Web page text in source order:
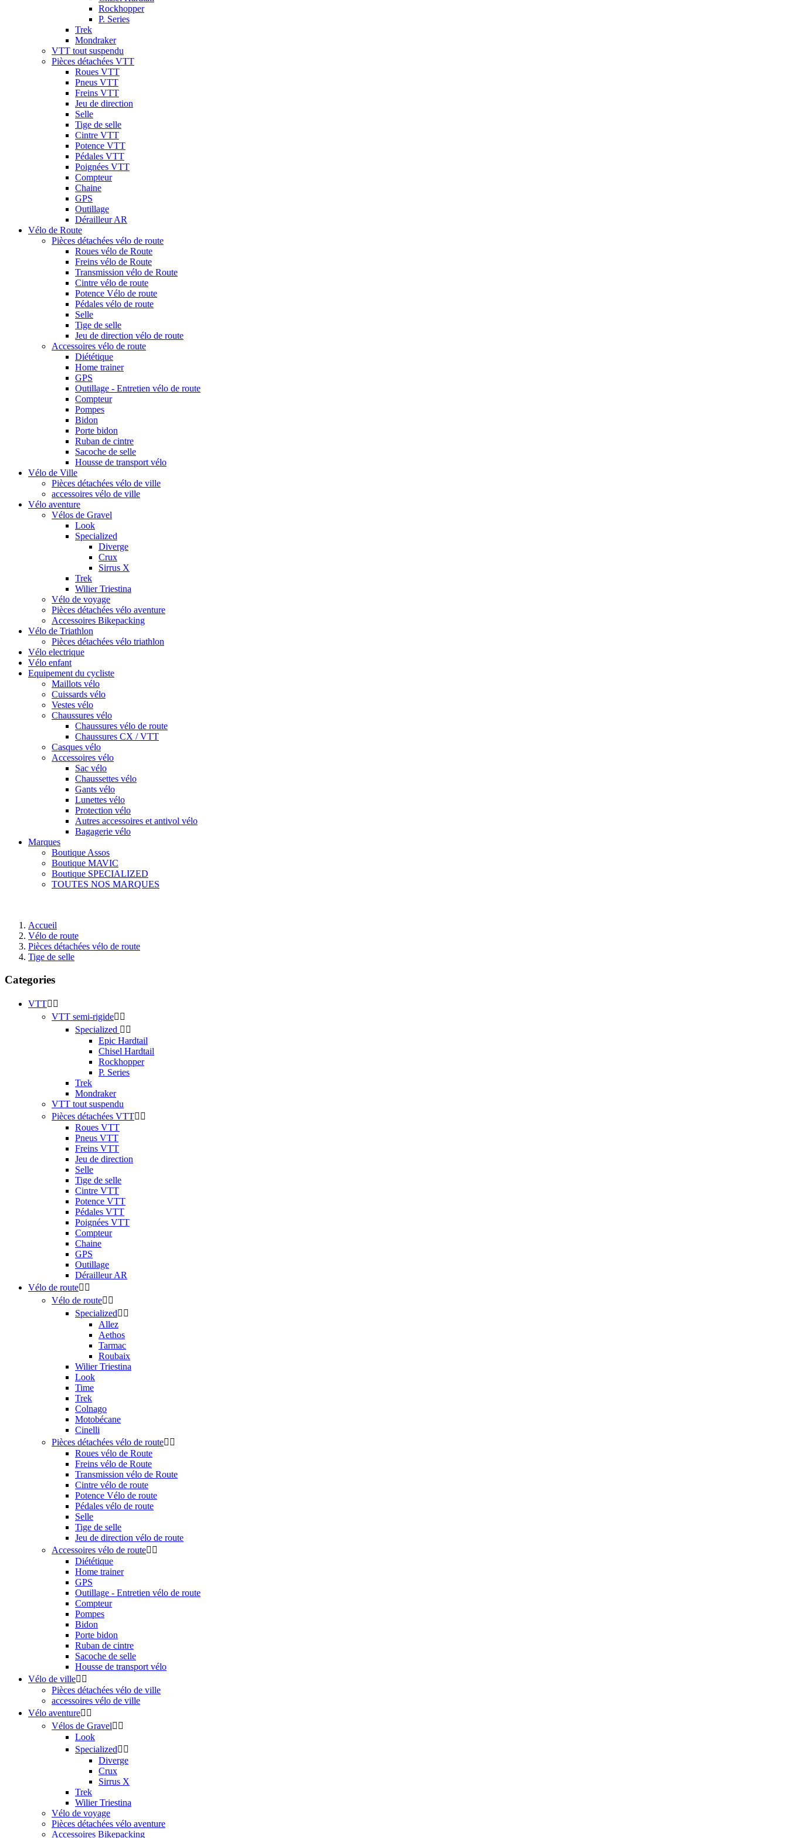
Rockhopper
P. Series
Trek
Mondraker
VTT tout suspendu
Pièces détachées VTT
Roues VTT
Pneus VTT
Freins VTT
Jeu de direction
Selle
Tige de selle
Cintre VTT
Potence VTT
Pédales VTT
Poignées VTT
Compteur
Chaine
GPS
Outillage
Dérailleur AR
Vélo de Route
Pièces détachées vélo de route
Roues vélo de Route
Freins vélo de Route
Transmission vélo de Route
Cintre vélo de route
Potence Vélo de route
Pédales vélo de route
Selle
Tige de selle
Jeu de direction vélo de route
Accessoires vélo de route
Diététique
Home trainer
GPS
Outillage - Entretien vélo de route
Compteur
Pompes
Bidon
Porte bidon
Ruban de cintre
Sacoche de selle
Housse de transport vélo
Vélo de Ville
Pièces détachées vélo de ville
accessoires vélo de ville
Vélo aventure
Vélos de Gravel
Look
Specialized
Diverge
Crux
Sirrus X
Trek
Wilier Triestina
Vélo de voyage
Pièces détachées vélo aventure
Accessoires Bikepacking
Vélo de Triathlon
Pièces détachées vélo triathlon
Vélo electrique
Vélo enfant
Equipement du cycliste
Maillots vélo
Cuissards vélo
Vestes vélo
Chaussures vélo
Chaussures vélo de route
Chaussures CX / VTT
Casques vélo
Accessoires vélo
Sac vélo
Chaussettes vélo
Gants vélo
Lunettes vélo
Protection vélo
Autres accessoires et antivol vélo
Bagagerie vélo
Marques
Boutique Assos
Boutique MAVIC
Boutique SPECIALIZED
TOUTES NOS MARQUES
Accueil
Vélo de route
Pièces détachées vélo de route
Tige de selle
Categories
VTT 
VTT semi-rigide 
Specialized  
Epic Hardtail
Chisel Hardtail
Rockhopper
P. Series
Trek
Mondraker
VTT tout suspendu
Pièces détachées VTT 
Roues VTT
Pneus VTT
Freins VTT
Jeu de direction
Selle
Tige de selle
Cintre VTT
Potence VTT
Pédales VTT
Poignées VTT
Compteur
Chaine
GPS
Outillage
Dérailleur AR
Vélo de route 
Vélo de route 
Specialized 
Allez
Aethos
Tarmac
Roubaix
Wilier Triestina
Look
Time
Trek
Colnago
Motobécane
Cinelli
Pièces détachées vélo de route 
Roues vélo de Route
Freins vélo de Route
Transmission vélo de Route
Cintre vélo de route
Potence Vélo de route
Pédales vélo de route
Selle
Tige de selle
Jeu de direction vélo de route
Accessoires vélo de route 
Diététique
Home trainer
GPS
Outillage - Entretien vélo de route
Compteur
Pompes
Bidon
Porte bidon
Ruban de cintre
Sacoche de selle
Housse de transport vélo
Vélo de ville 
Pièces détachées vélo de ville
accessoires vélo de ville
Vélo aventure 
Vélos de Gravel 
Look
Specialized 
Diverge
Crux
Sirrus X
Trek
Wilier Triestina
Vélo de voyage
Pièces détachées vélo aventure
Accessoires Bikepacking